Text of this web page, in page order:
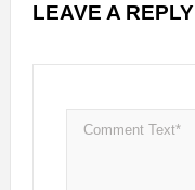
LEAVE A REPLY